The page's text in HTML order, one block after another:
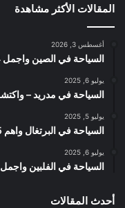
المقالات الأكثر مشاهدة
أغسطس 3, 2026
السياحة في الصين واجمل 4 مدن صينية في 2025
يوليو 6, 2025
السياحة في مدريد –
يوليو 5, 2025
السياحة في البرتغال واهم 5 مدن سياحية
يوليو 6, 2025
السياحة في الفلبين واجمل 12 مكان سياحي 2025
أحدث المقالات